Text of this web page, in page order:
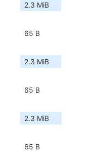
2.3 MiB
65 B
2.3 MiB
65 B
2.3 MiB
65 B